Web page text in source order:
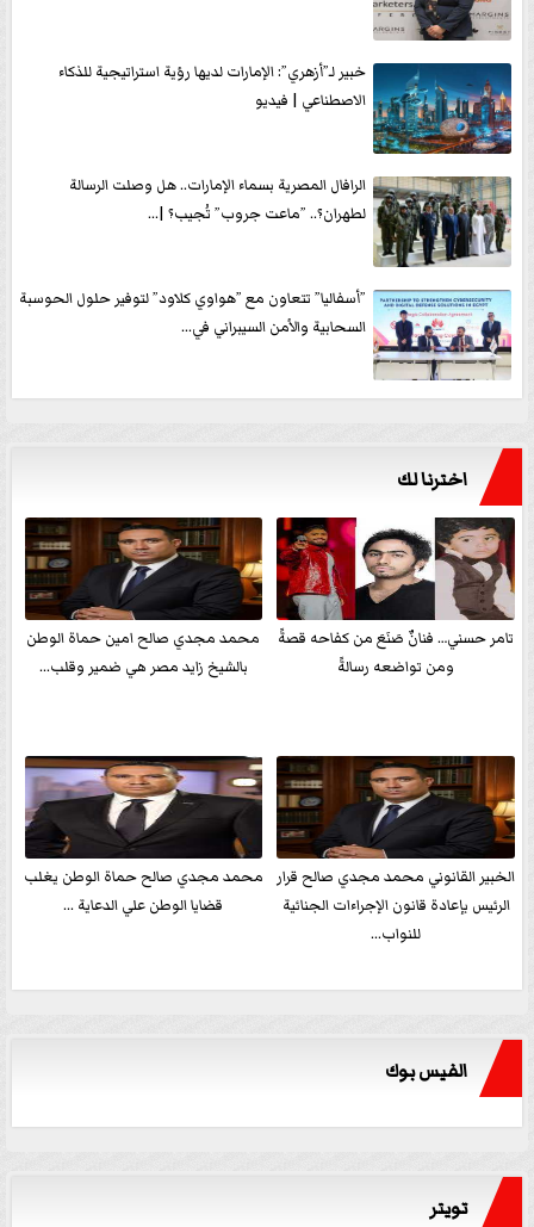
خبير لـ”أزهري”: الإمارات لديها رؤية استراتيجية للذكاء
الاصطناعي | فيديو
الرافال المصرية بسماء الإمارات.. هل وصلت الرسالة
لطهران؟.. ”ماعت جروب” تُجيب؟ |...
”أسفاليا” تتعاون مع ”هواوي كلاود” لتوفير حلول الحوسبة
السحابية والأمن السيبراني في...
اخترنا لك
تامر حسني… فنانٌ صَنَعَ من كفاحه قصةً
ومن تواضعه رسالةً
محمد مجدي صالح امين حماة الوطن
بالشيخ زايد مصر هي ضمير وقلب...
الخبير القانوني محمد مجدي صالح قرار
الرئيس بإعادة قانون الإجراءات الجنائية
للنواب...
محمد مجدي صالح حماة الوطن يغلب
قضايا الوطن علي الدعاية ...
الفيس بوك
تويتر